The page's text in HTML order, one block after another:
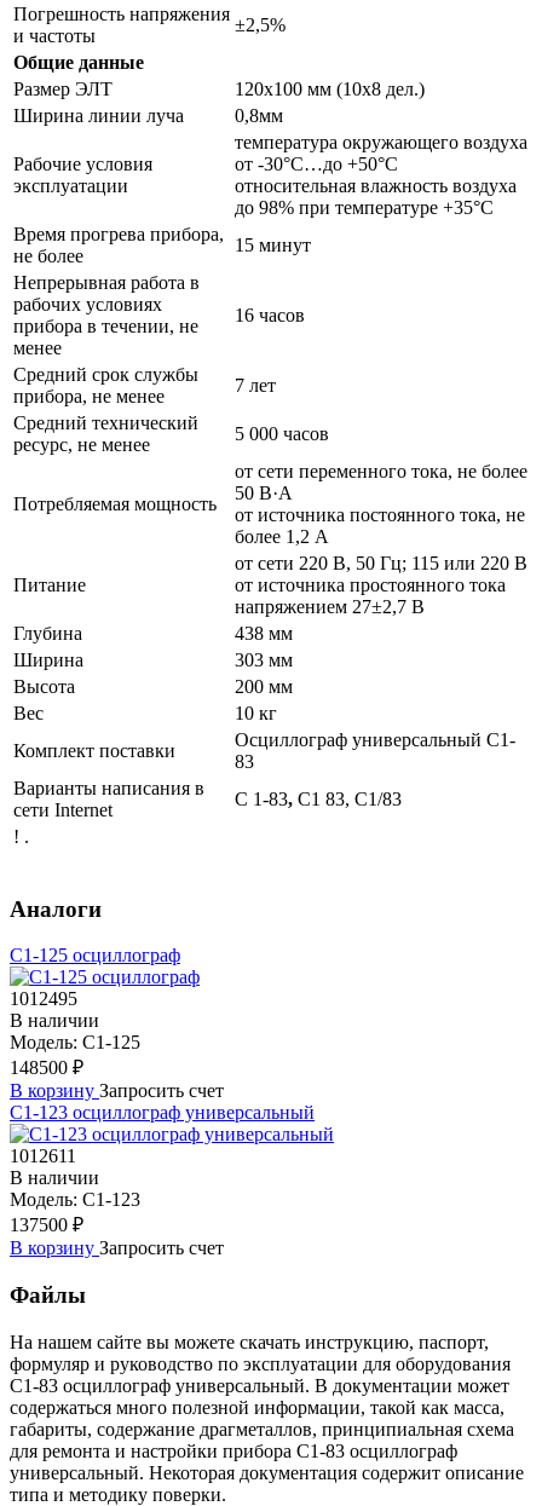
Погрешность напряжения
и частоты
±2,5%
Общие данные
Размер ЭЛТ
120х100 мм (10х8 дел.)
Ширина линии луча
0,8мм
Рабочие условия
эксплуатации
температура окружающего воздуха
от -30°С…до +50°С
относительная влажность воздуха
до 98% при температуре +35°С
Время прогрева прибора,
не более
15 минут
Непрерывная работа в
рабочих условиях
прибора в течении, не
менее
16 часов
Средний срок службы
прибора, не менее
7 лет
Средний технический
ресурс, не менее
5 000 часов
Потребляемая мощность
от сети переменного тока, не более
50 В·А
от источника постоянного тока, не
более 1,2 А
Питание
от сети 220 В, 50 Гц; 115 или 220 В
от источника простоянного тока
напряжением 27±2,7 В
Глубина
438 мм
Ширина
303 мм
Высота
200 мм
Вес
10 кг
Комплект поставки
Осциллограф универсальный С1-
83
Варианты написания в
сети Internet
С 1-83, С1 83, С1/83
! .
Аналоги
С1-125 осциллограф
1012495
В наличии
Модель: С1-125
148500 ₽
В корзину Запросить счет
С1-123 осциллограф универсальный
1012611
В наличии
Модель: С1-123
137500 ₽
В корзину Запросить счет
Файлы
На нашем сайте вы можете скачать инструкцию, паспорт,
формуляр и руководство по эксплуатации для оборудования
С1-83 осциллограф универсальный. В документации может
содержаться много полезной информации, такой как масса,
габариты, содержание драгметаллов, принципиальная схема
для ремонта и настройки прибора С1-83 осциллограф
универсальный. Некоторая документация содержит описание
типа и методику поверки.